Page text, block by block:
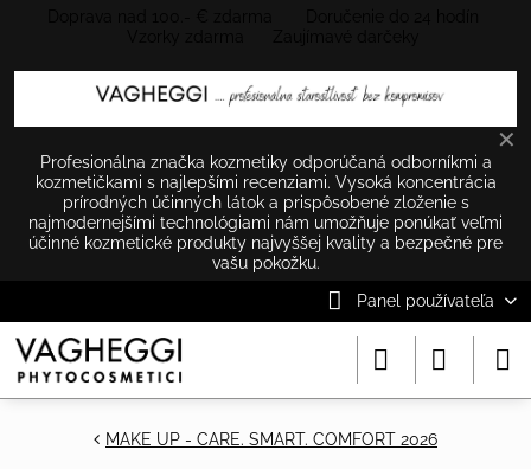
✕
Profesionálna značka kozmetiky odporúčaná odborníkmi a
kozmetičkami s najlepšími recenziami. Vysoká koncentrácia
prírodných účinných látok a prispôsobené zloženie s
najmodernejšími technológiami nám umožňuje ponúkať veľmi
účinné kozmetické produkty najvyššej kvality a bezpečné pre
vašu pokožku.
Panel používateľa
MAKE UP - CARE. SMART. COMFORT 2026